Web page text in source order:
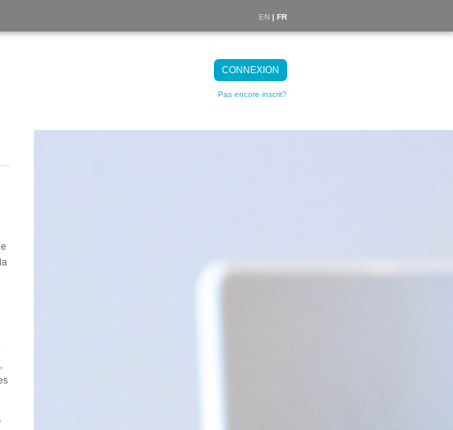
EN | FR
CONNEXION
Pas encore inscrit?